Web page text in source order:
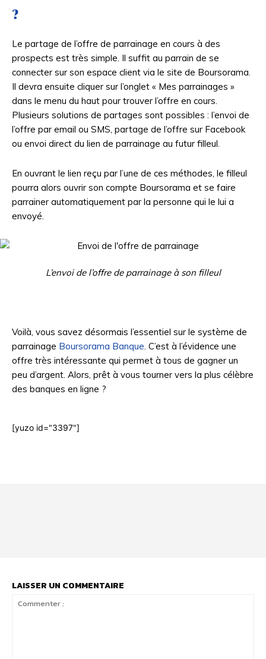
?
Le partage de l’offre de parrainage en cours à des
prospects est très simple. Il suffit au parrain de se
connecter sur son espace client via le site de Boursorama.
Il devra ensuite cliquer sur l’onglet « Mes parrainages »
dans le menu du haut pour trouver l’offre en cours.
Plusieurs solutions de partages sont possibles : l’envoi de
l’offre par email ou SMS, partage de l’offre sur Facebook
ou envoi direct du lien de parrainage au futur filleul.
En ouvrant le lien reçu par l’une de ces méthodes, le filleul
pourra alors ouvrir son compte Boursorama et se faire
parrainer automatiquement par la personne qui le lui a
envoyé.
L’envoi de l’offre de parrainage à son filleul
Voilà, vous savez désormais l’essentiel sur le système de
parrainage Boursorama Banque . C’est à l’évidence une
offre très intéressante qui permet à tous de gagner un
peu d’argent. Alors, prêt à vous tourner vers la plus célèbre
des banques en ligne ?
[yuzo id="3397"]
LAISSER UN COMMENTAIRE